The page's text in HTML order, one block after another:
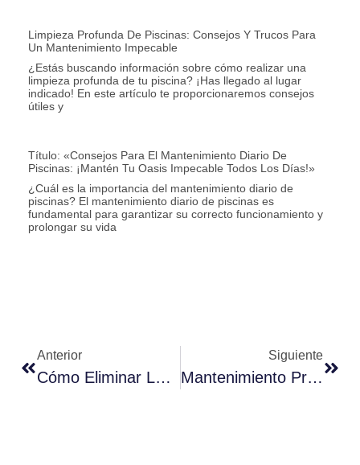
Limpieza Profunda De Piscinas: Consejos Y Trucos Para
Un Mantenimiento Impecable
¿Estás buscando información sobre cómo realizar una
limpieza profunda de tu piscina? ¡Has llegado al lugar
indicado! En este artículo te proporcionaremos consejos
útiles y
Título: «Consejos Para El Mantenimiento Diario De
Piscinas: ¡Mantén Tu Oasis Impecable Todos Los Días!»
¿Cuál es la importancia del mantenimiento diario de
piscinas? El mantenimiento diario de piscinas es
fundamental para garantizar su correcto funcionamiento y
prolongar su vida
Anterior
Cómo Eliminar La Espuma Del Agua De Tu Piscina: Guía Completa
Siguiente
Mantenimiento Profesional De Piscinas: Consejos Y Guía Completa